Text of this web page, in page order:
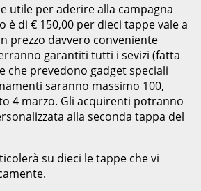
utile per aderire alla campagna
è di € 150,00 per dieci tappe vale a
prezzo davvero conveniente
garantiti tutti i sevizi (fatta
che prevedono gadget speciali
saranno massimo 100,
4 marzo. Gli acquirenti potranno
alla seconda tappa del
su dieci le tappe che vi